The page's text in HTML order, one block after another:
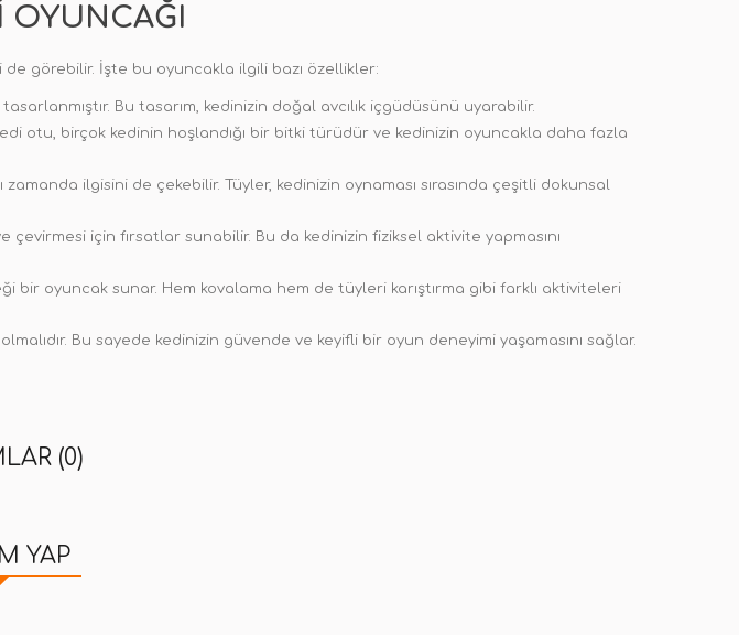
OYUNCAĞI
görebilir. İşte bu oyuncakla ilgili bazı özellikler:
Bu tasarım, kedinizin doğal avcılık içgüdüsünü uyarabilir.
otu, birçok kedinin hoşlandığı bir bitki türüdür ve kedinizin oyuncakla daha fazla
ilgisini de çekebilir. Tüyler, kedinizin oynaması sırasında çeşitli dokunsal
çevirmesi için fırsatlar sunabilir. Bu da kedinizin fiziksel aktivite yapmasını
bir oyuncak sunar. Hem kovalama hem de tüyleri karıştırma gibi farklı aktiviteleri
Bu sayede kedinizin güvende ve keyifli bir oyun deneyimi yaşamasını sağlar.
(0)
YAP